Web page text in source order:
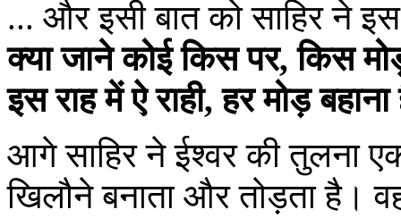
... और इसी बात को साहिर ने
क्या जाने कोई किस पर, किस
इस राह में ऐ राही, हर मोड़ बहाना
आगे साहिर ने ईश्वर की तुलना
खिलौने बनाता और तोड़ता है।